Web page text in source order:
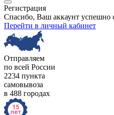
Регистрация
Спасибо, Ваш аккаунт успешно
Перейти в личный кабинет
Отправляем
по всей России
2234 пункта
самовывоза
в 488 городах